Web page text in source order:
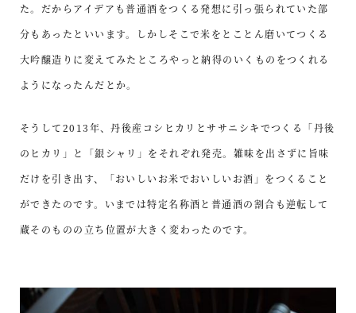
た。だからアイデアも普通酒をつくる発想に引っ張られていた部
分もあったといいます。しかしそこで米をとことん磨いてつくる
大吟醸造りに変えてみたところやっと納得のいくものをつくれる
ようになったんだとか。
そうして2013年、丹後産コシヒカリとササニシキでつくる「丹後
のヒカリ」と「銀シャリ」をそれぞれ発売。雑味を出さずに旨味
だけを引き出す、「おいしいお米でおいしいお酒」をつくること
ができたのです。いまでは特定名称酒と普通酒の割合も逆転して
蔵そのものの立ち位置が大きく変わったのです。